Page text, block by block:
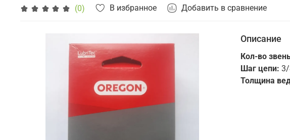
(0) В избранное Добавить в сравнение
Описание
Кол-во
Шаг цепи:
Толщина